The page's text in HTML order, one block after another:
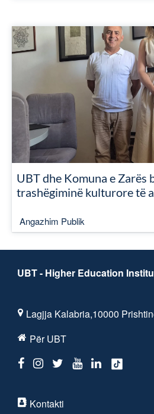
UBT dhe Komuna e Zarës
trashëgiminë kulturore të
Angazhim Publik
UBT - Higher Education
Lagjja Kalabria,10000
Për UBT
Kontakti